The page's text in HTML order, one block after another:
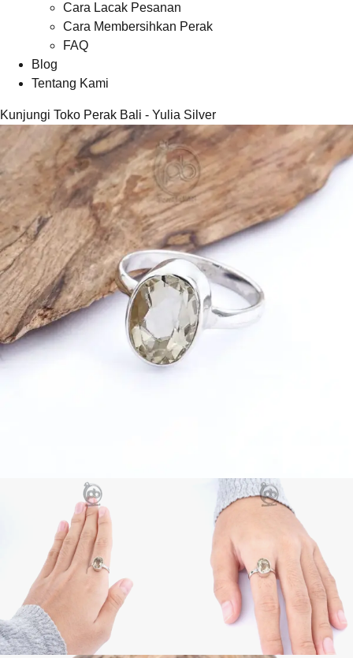
Cara Lacak Pesanan
Cara Membersihkan Perak
FAQ
Blog
Tentang Kami
Kunjungi Toko Perak Bali - Yulia Silver